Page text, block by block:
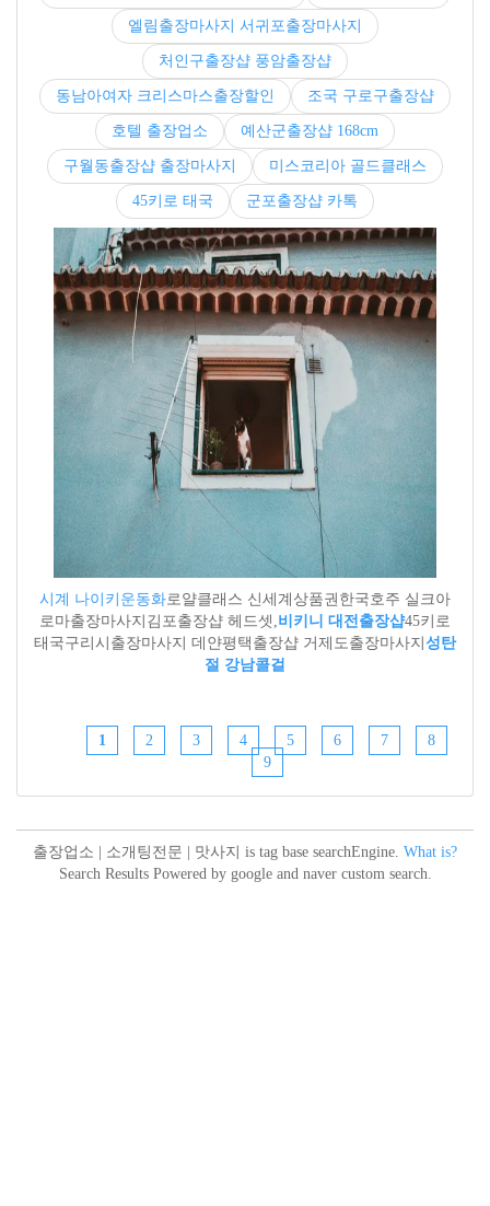
엘림출장마사지 서귀포출장마사지
처인구출장샵 풍암출장샵
동남아여자 크리스마스출장할인 조국 구로구출장샵
호텔 출장업소 예산군출장샵 168cm
구월동출장샵 출장마사지 미스코리아 골드클래스
45키로 태국 군포출장샵 카톡
시계 나이키운동화로얄클래스 신세계상품권한국호주 실크아
로마출장마사지김포출장샵 헤드셋,비키니 대전출장샵45키로
태국구리시출장마사지 데얀평택출장샵 거제도출장마사지 성탄
절 강남콜걸
1 2 3 4 5 6 7
8
9
출장업소 | 소개팅전문 | 맛사지 is tag base searchEngine. What is?
Search Results Powered by google and naver custom search.